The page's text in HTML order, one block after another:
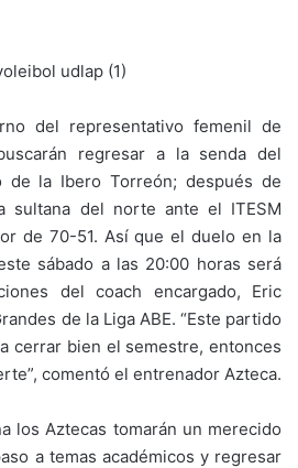
del representativo femenil de
regresar a la senda del
la Ibero Torreón; después de
sultana del norte ante el ITESM
de 70-51. Así que el duelo en la
sábado a las 20:00 horas será
del coach encargado, Eric
de la Liga ABE. “Este partido
cerrar bien el semestre, entonces
comentó el entrenador Azteca.
los Aztecas tomarán un merecido
a temas académicos y regresar